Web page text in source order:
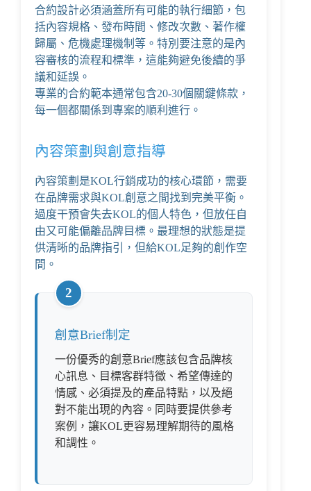
合約設計必須涵蓋所有可能的執行細節，包
括內容規格、發布時間、修改次數、著作權
歸屬、危機處理機制等。特別要注意的是內
容審核的流程和標準，這能夠避免後續的爭
議和延誤。
專業的合約範本通常包含20-30個關鍵條款，
每一個都關係到專案的順利進行。
內容策劃與創意指導
內容策劃是KOL行銷成功的核心環節，需要
在品牌需求與KOL創意之間找到完美平衡。
過度干預會失去KOL的個人特色，但放任自
由又可能偏離品牌目標。最理想的狀態是提
供清晰的品牌指引，但給KOL足夠的創作空
間。
2
創意Brief制定
一份優秀的創意Brief應該包含品牌核
心訊息、目標客群特徵、希望傳達的
情感、必須提及的產品特點，以及絕
對不能出現的內容。同時要提供參考
案例，讓KOL更容易理解期待的風格
和調性。